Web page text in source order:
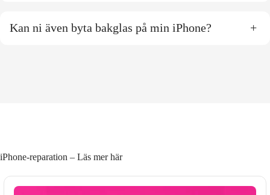
Kan ni även byta bakglas på min iPhone? +
iPhone-reparation – Läs mer här